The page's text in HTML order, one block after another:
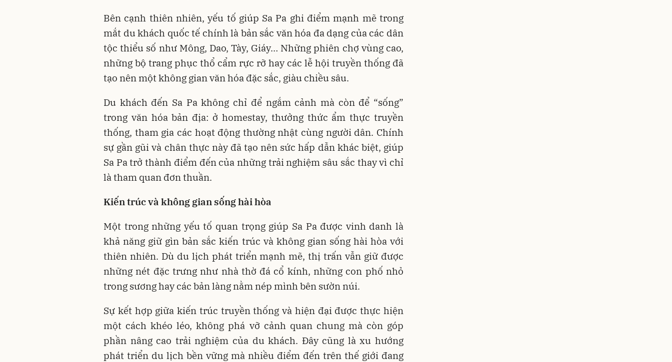
Bên cạnh thiên nhiên, yếu tố giúp Sa Pa ghi điểm mạnh mẽ trong
mắt du khách quốc tế chính là bản sắc văn hóa đa dạng của các dân
tộc thiểu số như Mông, Dao, Tày, Giáy… Những phiên chợ vùng cao,
những bộ trang phục thổ cẩm rực rỡ hay các lễ hội truyền thống đã
tạo nên một không gian văn hóa đặc sắc, giàu chiều sâu.
Du khách đến Sa Pa không chỉ để ngắm cảnh mà còn để “sống”
trong văn hóa bản địa: ở homestay, thưởng thức ẩm thực truyền
thống, tham gia các hoạt động thường nhật cùng người dân. Chính
sự gần gũi và chân thực này đã tạo nên sức hấp dẫn khác biệt, giúp
Sa Pa trở thành điểm đến của những trải nghiệm sâu sắc thay vì chỉ
là tham quan đơn thuần.
Kiến trúc và không gian sống hài hòa
Một trong những yếu tố quan trọng giúp Sa Pa được vinh danh là
khả năng giữ gìn bản sắc kiến trúc và không gian sống hài hòa với
thiên nhiên. Dù du lịch phát triển mạnh mẽ, thị trấn vẫn giữ được
những nét đặc trưng như nhà thờ đá cổ kính, những con phố nhỏ
trong sương hay các bản làng nằm nép mình bên sườn núi.
Sự kết hợp giữa kiến trúc truyền thống và hiện đại được thực hiện
một cách khéo léo, không phá vỡ cảnh quan chung mà còn góp
phần nâng cao trải nghiệm của du khách. Đây cũng là xu hướng
phát triển du lịch bền vững mà nhiều điểm đến trên thế giới đang